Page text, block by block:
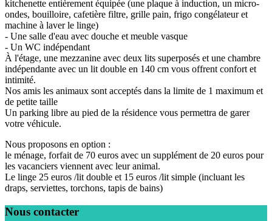
kitchenette entièrement équipée (une plaque à induction, un micro-
ondes, bouilloire, cafetière filtre, grille pain, frigo congélateur et
machine à laver le linge)
- Une salle d'eau avec douche et meuble vasque
- Un WC indépendant
À l'étage, une mezzanine avec deux lits superposés et une chambre
indépendante avec un lit double en 140 cm vous offrent confort et
intimité.
Nos amis les animaux sont acceptés dans la limite de 1 maximum et
de petite taille
Un parking libre au pied de la résidence vous permettra de garer
votre véhicule.
Nous proposons en option :
le ménage, forfait de 70 euros avec un supplément de 20 euros pour
les vacanciers viennent avec leur animal.
Le linge 25 euros /lit double et 15 euros /lit simple (incluant les
draps, serviettes, torchons, tapis de bains)
Nous contacter